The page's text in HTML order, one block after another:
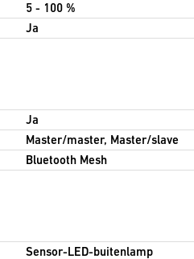
5 - 100 %
Ja
Ja
Master/master, Master/slave
Bluetooth Mesh
Sensor-LED-buitenlamp